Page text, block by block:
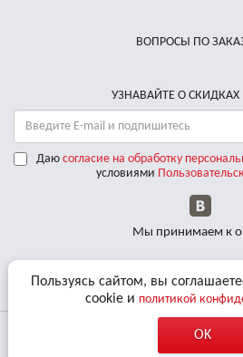
ВОПРОСЫ ПО
УЗНАВАЙТЕ О
Даю согласие на обработку
условиями
Мы принимаем к
Пользуясь сайтом, вы
cookie и политикой
OK